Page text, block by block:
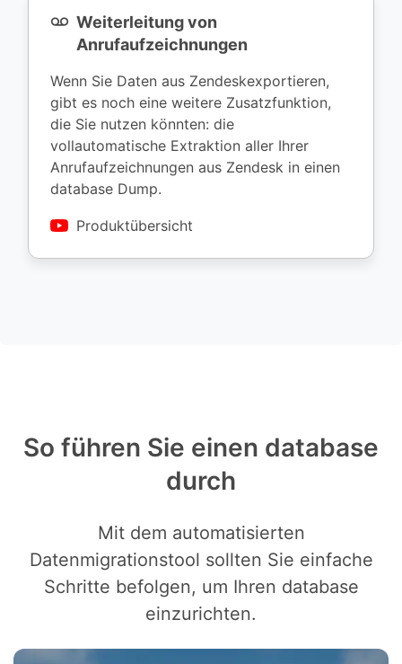
Weiterleitung von
Anrufaufzeichnungen
Wenn Sie Daten aus Zendeskexportieren,
gibt es noch eine weitere Zusatzfunktion,
die Sie nutzen könnten: die
vollautomatische Extraktion aller Ihrer
Anrufaufzeichnungen aus Zendesk in einen
database Dump.
Produktübersicht
So führen Sie einen database
durch
Mit dem automatisierten
Datenmigrationstool sollten Sie einfache
Schritte befolgen, um Ihren database
einzurichten.